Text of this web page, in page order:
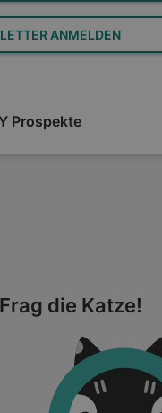
ANMELDEN
Prospekte
Frag die Katze!